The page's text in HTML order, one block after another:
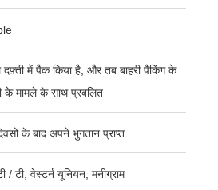
में पैक किया है, और तब बाहरी पैकिंग के
के मामले के साथ प्रबलित
के बाद अपने भुगतान प्राप्त
/ टी, वेस्टर्न यूनियन, मनीग्राम